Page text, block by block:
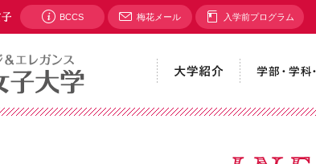
BCCS 梅花メール 入学前プログラム